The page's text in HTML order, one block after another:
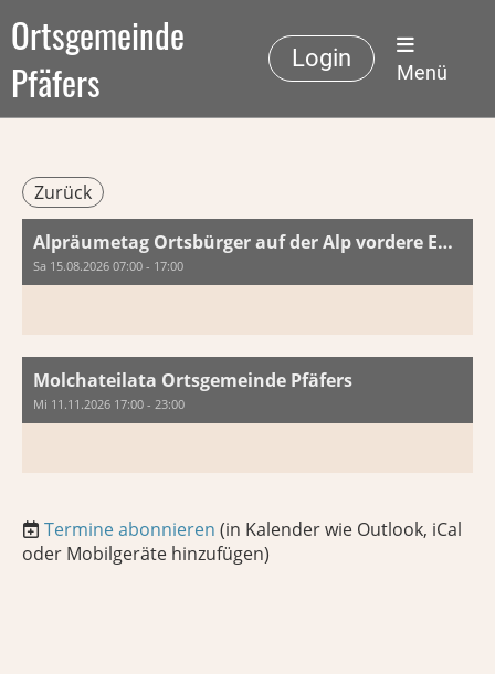
Ortsgemeinde
Pfäfers
Login
Menü
Zurück
Alpräumetag Ortsbürger auf der Alp vordere Ebni
Sa 15.08.2026 07:00 - 17:00
Molchateilata Ortsgemeinde Pfäfers
Mi 11.11.2026 17:00 - 23:00
Termine abonnieren (in Kalender wie Outlook, iCal
oder Mobilgeräte hinzufügen)